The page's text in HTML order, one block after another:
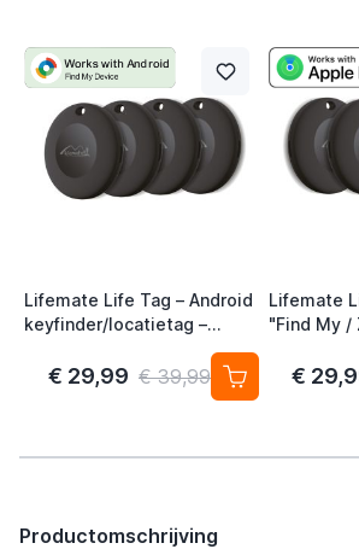
Lifemate Life Tag – Android
keyfinder/locatietag –
Android/Google Find My
Device – 4-pack
€ 29,99 € 39,99
Lifemate
"Find My /
Pack -
€
Productomschrijving